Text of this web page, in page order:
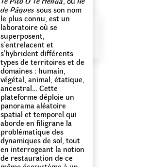
de Pâques sous son nom
le plus connu, est un
laboratoire où se
superposent,
s’entrelacent et
s’hybrident différents
types de territoires et de
domaines : humain,
végétal, animal, étatique,
ancestral… Cette
plateforme déploie un
panorama aléatoire
spatial et temporel qui
aborde en filigrane la
problématique des
dynamiques de sol, tout
en interrogeant la notion
de restauration de ce
Quel récit souhaitons-nous
croire ? Quel récit nous est
utile ? Quelles sont les
conséquences de ce récit ?
↝